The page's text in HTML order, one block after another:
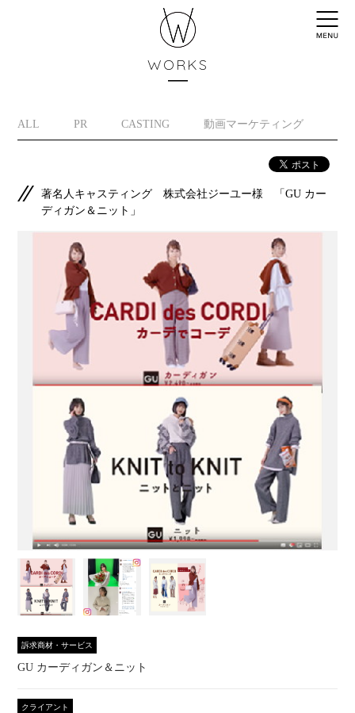
WORKS
ALL PR CASTING 動画マーケティング
著名人キャスティング 株式会社ジーユー様 「GU カー
ディガン＆ニット」
訴求商材・サービス
GU カーディガン＆ニット
クライアント